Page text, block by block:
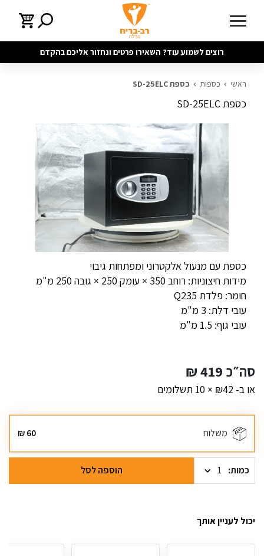
רוצים לשמוע עוד? השאירו פרטים ונחזור אליכם בהקדם
ראשי כספות כספת SD-25ELC
כספת SD-25ELC
כספת עם מנעול אלקטרוני ומפתחות גיבוי
מידות חיצוניות: רוחב 350 × עומק 250 × גובה 250 מ"מ
חומר: פלדת Q235
עובי דלת: 3 מ"מ
עובי גוף: 1.5 מ"מ
₪419 סה״כ
או ב- ₪42 × 10 תשלומים
משלוח ₪60
הוספה לסל
יכול לעניין אותך